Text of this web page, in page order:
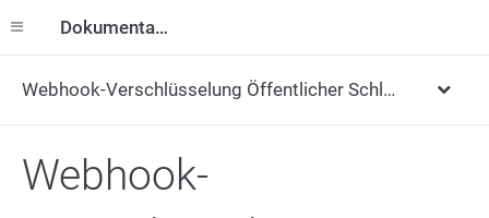
Dokumentation
Webhook-Verschlüsselung Öffentlicher Schlüssel
Webhook-